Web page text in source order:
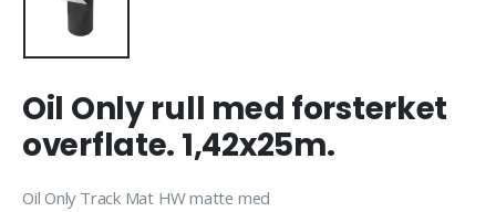
Oil Only rull med forsterket
overflate. 1,42x25m.
Oil Only Track Mat HW matte med